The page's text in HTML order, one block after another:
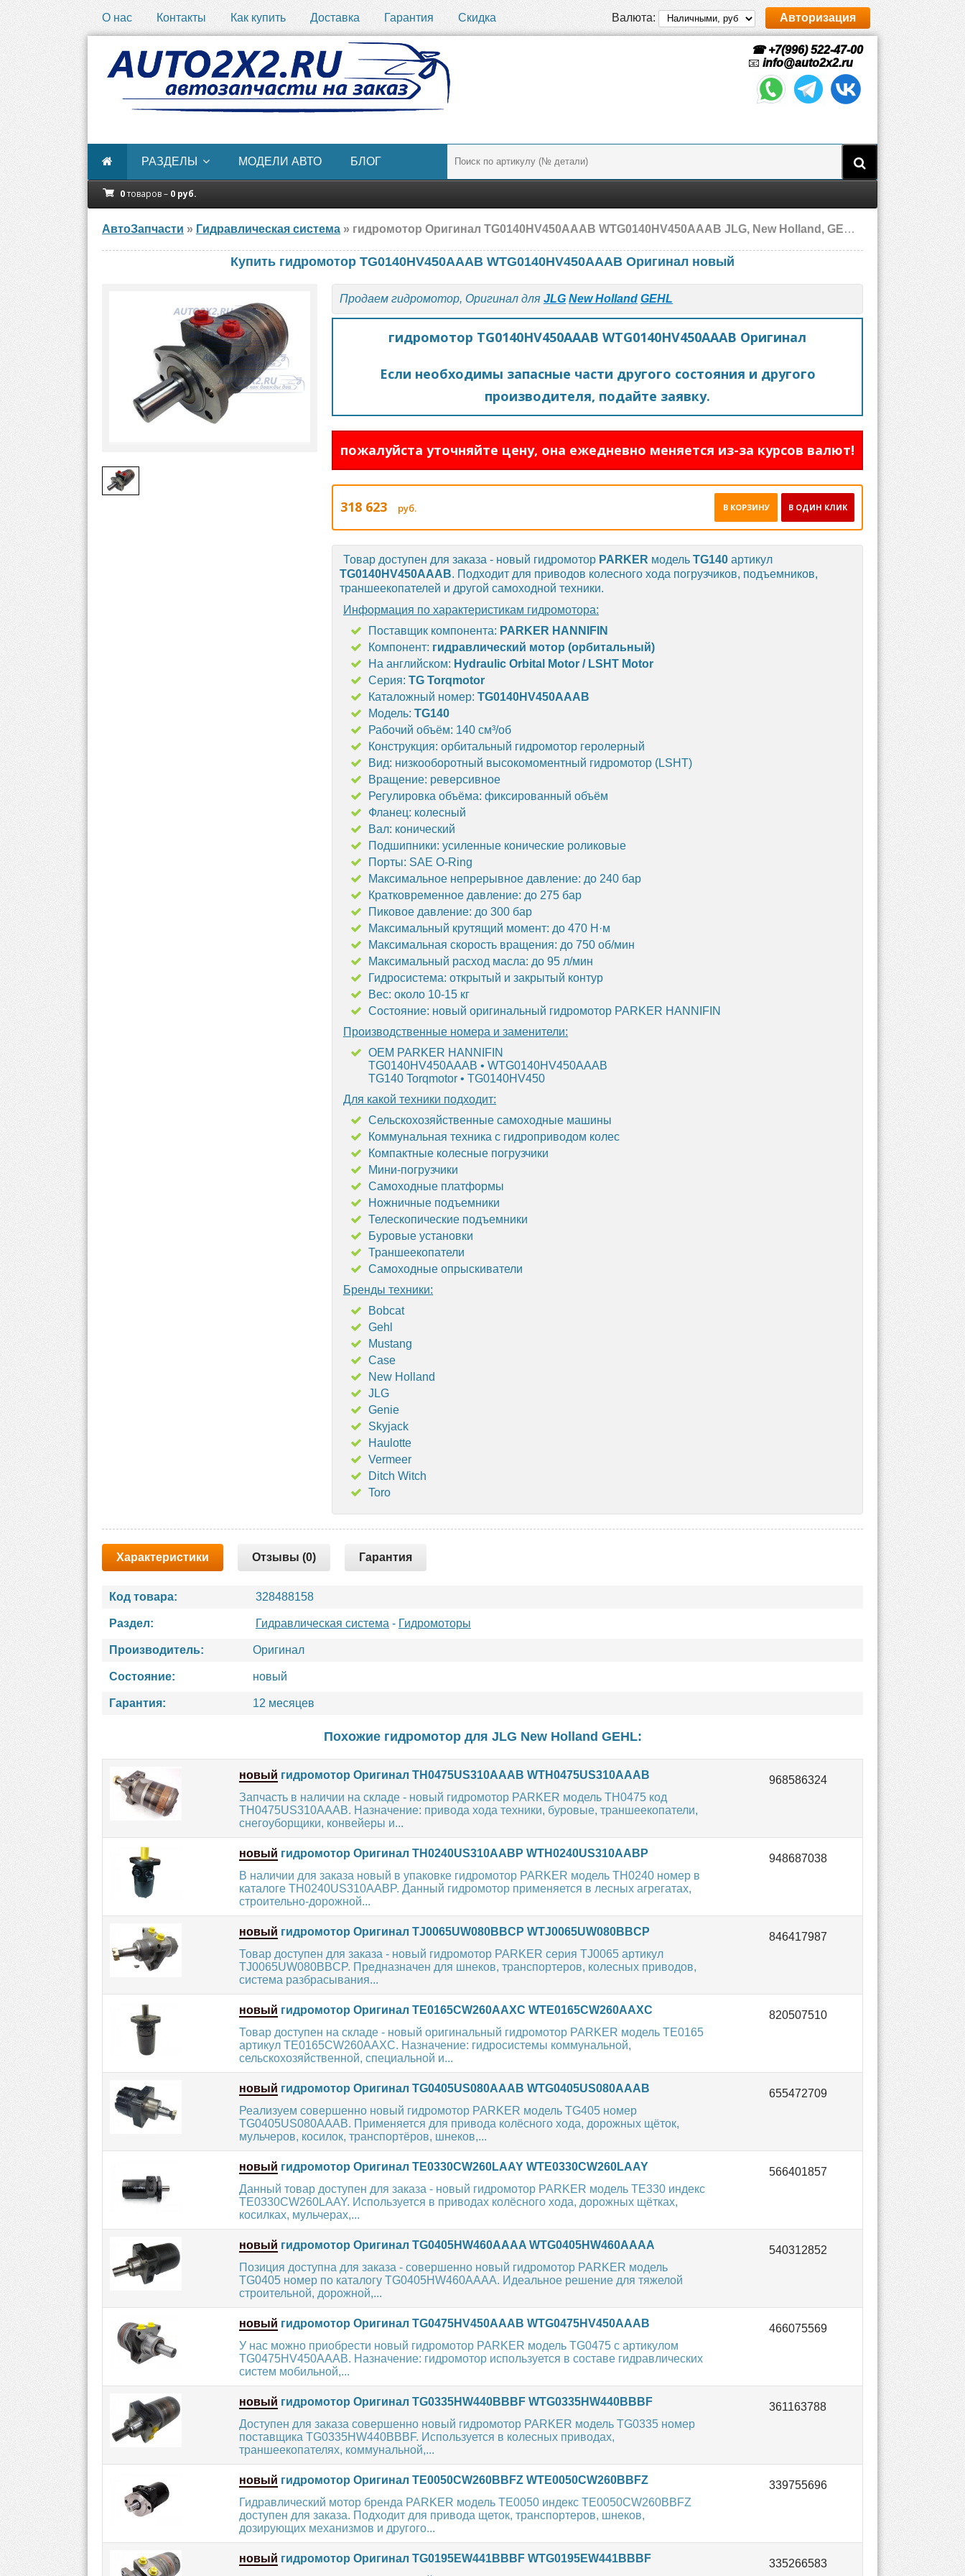
О нас Контакты Как купить Доставка Гарантия Скидка Валюта: Авторизация
☎ +7(996) 522-47-00
📧 info@auto2x2.ru
РАЗДЕЛЫ МОДЕЛИ АВТО БЛОГ
0товаров – 0 руб.
АвтоЗапчасти » Гидравлическая система » гидромотор Оригинал TG0140HV450AAAB WTG0140HV450AAAB JLG, New Holland, GEHL, новый
Купить гидромотор TG0140HV450AAAB WTG0140HV450AAAB Оригинал новый
Продаем гидромотор, Оригинал для JLG New Holland GEHL
гидромотор TG0140HV450AAAB WTG0140HV450AAAB Оригинал
Если необходимы запасные части другого состояния и другого
производителя, подайте заявку.
пожалуйста уточняйте цену, она ежедневно меняется из-за курсов валют!
318 623 руб. В ОДИН КЛИК
В КОРЗИНУ
Товар доступен для заказа - новый гидромотор PARKER модель TG140 артикул
TG0140HV450AAAB. Подходит для приводов колесного хода погрузчиков, подъемников,
траншеекопателей и другой самоходной техники.
Информация по характеристикам гидромотора:
Поставщик компонента: PARKER HANNIFIN
Компонент: гидравлический мотор (орбитальный)
На английском: Hydraulic Orbital Motor / LSHT Motor
Серия: TG Torqmotor
Каталожный номер: TG0140HV450AAAB
Модель: TG140
Рабочий объём: 140 см³/об
Конструкция: орбитальный гидромотор геролерный
Вид: низкооборотный высокомоментный гидромотор (LSHT)
Вращение: реверсивное
Регулировка объёма: фиксированный объём
Фланец: колесный
Вал: конический
Подшипники: усиленные конические роликовые
Порты: SAE O-Ring
Максимальное непрерывное давление: до 240 бар
Кратковременное давление: до 275 бар
Пиковое давление: до 300 бар
Максимальный крутящий момент: до 470 Н·м
Максимальная скорость вращения: до 750 об/мин
Максимальный расход масла: до 95 л/мин
Гидросистема: открытый и закрытый контур
Вес: около 10-15 кг
Состояние: новый оригинальный гидромотор PARKER HANNIFIN
Производственные номера и заменители:
OEM PARKER HANNIFIN
TG0140HV450AAAB • WTG0140HV450AAAB
TG140 Torqmotor • TG0140HV450
Для какой техники подходит:
Сельскохозяйственные самоходные машины
Коммунальная техника с гидроприводом колес
Компактные колесные погрузчики
Мини-погрузчики
Самоходные платформы
Ножничные подъемники
Телескопические подъемники
Буровые установки
Траншеекопатели
Самоходные опрыскиватели
Бренды техники:
Bobcat
Gehl
Mustang
Case
New Holland
JLG
Genie
Skyjack
Haulotte
Vermeer
Ditch Witch
Toro
Характеристики Отзывы (0) Гарантия
Код товара: 328488158
Раздел: Гидравлическая система - Гидромоторы
Производитель: Оригинал
Состояние: новый
Гарантия: 12 месяцев
Похожие гидромотор для JLG New Holland GEHL:
новый гидромотор Оригинал TH0475US310AAAB WTH0475US310AAAB
Запчасть в наличии на складе - новый гидромотор PARKER модель TH0475 код
TH0475US310AAAB. Назначение: привода хода техники, буровые, траншеекопатели,
снегоуборщики, конвейеры и...
новый гидромотор Оригинал TH0240US310AABP WTH0240US310AABP
В наличии для заказа новый в упаковке гидромотор PARKER модель TH0240 номер в
каталоге TH0240US310AABP. Данный гидромотор применяется в лесных агрегатах,
строительно-дорожной...
новый гидромотор Оригинал TJ0065UW080BBCP WTJ0065UW080BBCP
Товар доступен для заказа - новый гидромотор PARKER серия TJ0065 артикул
TJ0065UW080BBCP. Предназначен для шнеков, транспортеров, колесных приводов,
система разбрасывания...
новый гидромотор Оригинал TE0165CW260AAXC WTE0165CW260AAXC
Товар доступен на складе - новый оригинальный гидромотор PARKER модель TE0165
артикул TE0165CW260AAXC. Назначение: гидросистемы коммунальной,
сельскохозяйственной, специальной и...
новый гидромотор Оригинал TG0405US080AAAB WTG0405US080AAAB
Реализуем совершенно новый гидромотор PARKER модель TG405 номер
TG0405US080AAAB. Применяется для привода колёсного хода, дорожных щёток,
мульчеров, косилок, транспортёров, шнеков,...
новый гидромотор Оригинал TE0330CW260LAAY WTE0330CW260LAAY
Данный товар доступен для заказа - новый гидромотор PARKER модель TE330 индекс
TE0330CW260LAAY. Используется в приводах колёсного хода, дорожных щётках,
косилках, мульчерах,...
новый гидромотор Оригинал TG0405HW460AAAA WTG0405HW460AAAA
Позиция доступна для заказа - совершенно новый гидромотор PARKER модель
TG0405 номер по каталогу TG0405HW460AAAA. Идеальное решение для тяжелой
строительной, дорожной,...
новый гидромотор Оригинал TG0475HV450AAAB WTG0475HV450AAAB
У нас можно приобрести новый гидромотор PARKER модель TG0475 с артикулом
TG0475HV450AAAB. Назначение: гидромотор используется в составе гидравлических
систем мобильной,...
новый гидромотор Оригинал TG0335HW440BBBF WTG0335HW440BBBF
Доступен для заказа совершенно новый гидромотор PARKER модель TG0335 номер
поставщика TG0335HW440BBBF. Используется в колесных приводах,
траншеекопателях, коммунальной,...
новый гидромотор Оригинал TE0050CW260BBFZ WTE0050CW260BBFZ
Гидравлический мотор бренда PARKER модель TE0050 индекс TE0050CW260BBFZ
доступен для заказа. Подходит для привода щеток, транспортеров, шнеков,
дозирующих механизмов и другого...
новый гидромотор Оригинал TG0195EW441BBBF WTG0195EW441BBBF